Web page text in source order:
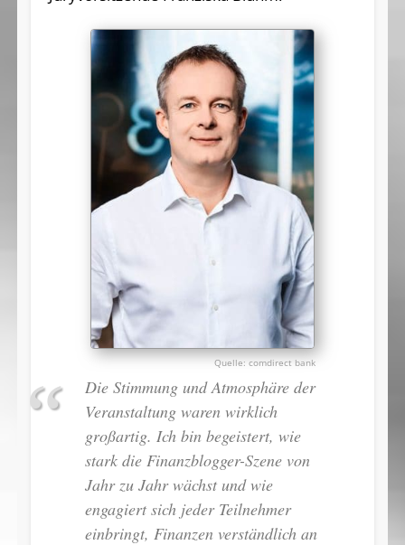
comdirect bank
Die Stimmung und Atmosphäre der
Veranstaltung waren wirklich
großartig. Ich bin begeistert, wie
stark die Finanzblogger-Szene von
Jahr zu Jahr wächst und wie
engagiert sich jeder Teilnehmer
einbringt, Finanzen verständlich an